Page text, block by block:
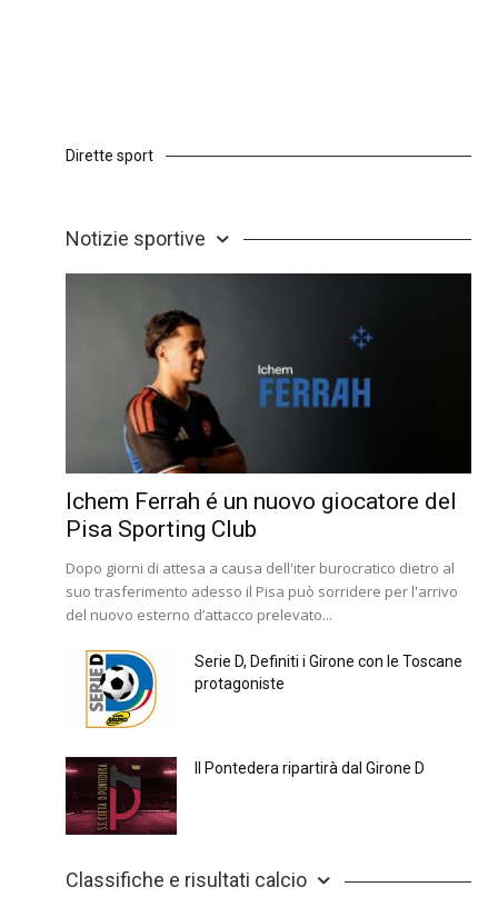
Dirette sport
Notizie sportive
Ichem Ferrah é un nuovo giocatore del
Pisa Sporting Club
Dopo giorni di attesa a causa dell'iter burocratico dietro al
suo trasferimento adesso il Pisa può sorridere per l'arrivo
del nuovo esterno d’attacco prelevato...
Serie D, Definiti i Girone con le Toscane
protagoniste
Il Pontedera ripartirà dal Girone D
Classifiche e risultati calcio